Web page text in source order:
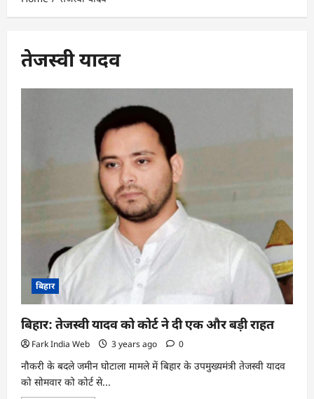
तेजस्वी यादव
बिहार
बिहार: तेजस्वी यादव को कोर्ट ने दी एक और बड़ी राहत
Fark India Web 3 years ago 0
नौकरी के बदले जमीन घोटाला मामले में बिहार के उपमुख्यमंत्री तेजस्वी यादव
को सोमवार को कोर्ट से...